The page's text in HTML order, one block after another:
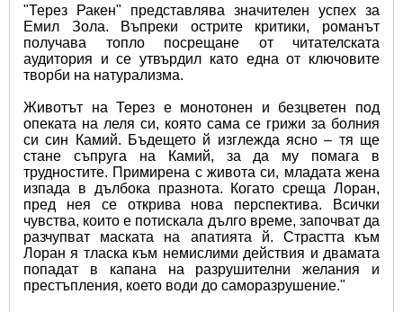
"Терез Ракен" представлява значителен успех за
Емил Зола. Въпреки острите критики, романът
получава топло посрещане от читателската
аудитория и се утвърдил като една от ключовите
творби на натурализма.
Животът на Терез е монотонен и безцветен под
опеката на леля си, която сама се грижи за болния
си син Камий. Бъдещето й изглежда ясно – тя ще
стане съпруга на Камий, за да му помага в
трудностите. Примирена с живота си, младата жена
изпада в дълбока празнота. Когато среща Лоран,
пред нея се открива нова перспектива. Всички
чувства, които е потискала дълго време, започват да
разчупват маската на апатията й. Страстта към
Лоран я тласка към немислими действия и двамата
попадат в капана на разрушителни желания и
престъпления, което води до саморазрушение."